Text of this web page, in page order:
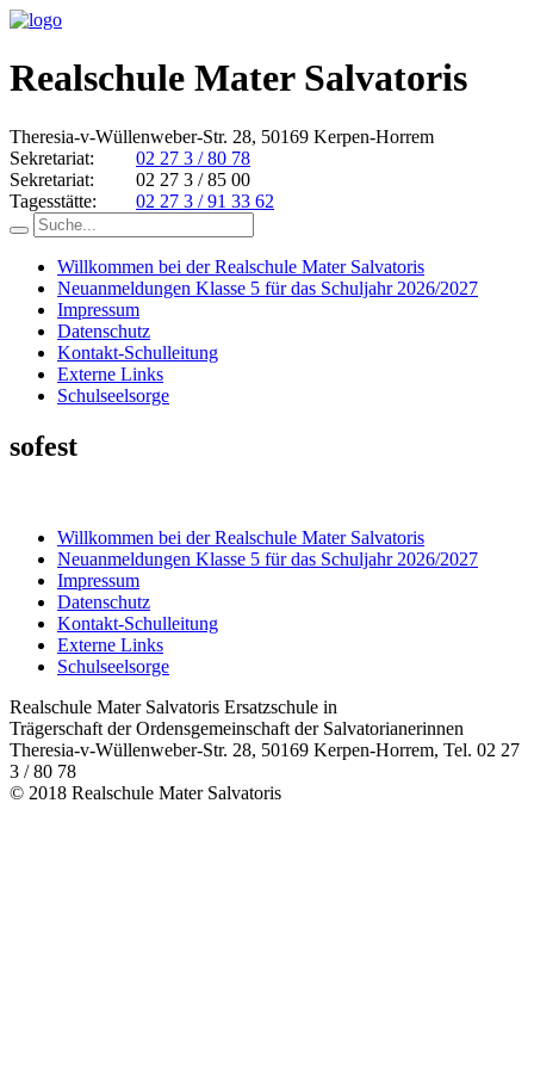
Realschule Mater Salvatoris
Theresia-v-Wüllenweber-Str. 28, 50169 Kerpen-Horrem
Sekretariat:
02 27 3 / 80 78
Sekretariat:
02 27 3 / 85 00
Tagesstätte:
02 27 3 / 91 33 62
Willkommen bei der Realschule Mater Salvatoris
Neuanmeldungen Klasse 5 für das Schuljahr 2026/2027
Impressum
Datenschutz
Kontakt-Schulleitung
Externe Links
Schulseelsorge
sofest
Willkommen bei der Realschule Mater Salvatoris
Neuanmeldungen Klasse 5 für das Schuljahr 2026/2027
Impressum
Datenschutz
Kontakt-Schulleitung
Externe Links
Schulseelsorge
Realschule Mater Salvatoris Ersatzschule in
Trägerschaft der Ordensgemeinschaft der Salvatorianerinnen
Theresia-v-Wüllenweber-Str. 28, 50169 Kerpen-Horrem, Tel. 02 27
3 / 80 78
© 2018 Realschule Mater Salvatoris